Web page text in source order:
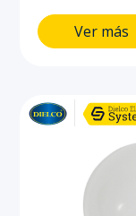
90% deVer más